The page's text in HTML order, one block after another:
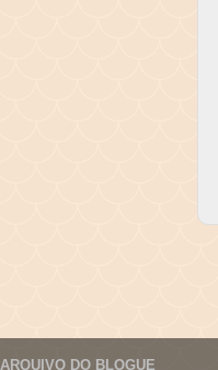
ARQUIVO DO BLOGUE